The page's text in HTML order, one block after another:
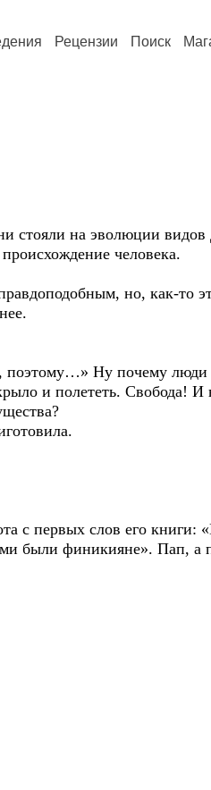
Рецензии Поиск
стояли на эволюции
человека.
но, как-то
поэтому…» Ну почему
и полететь. Свобода!
с первых слов его книги:
были финикияне». Пап, а